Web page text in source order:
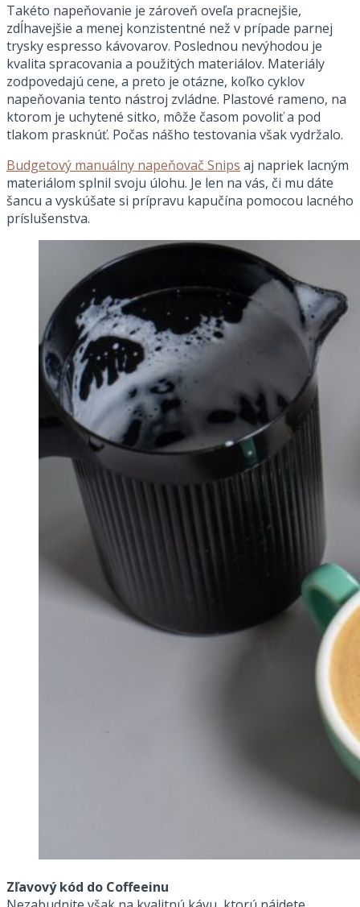
Takéto napeňovanie je zároveň oveľa pracnejšie,
zdĺhavejšie a menej konzistentné než v prípade parnej
trysky espresso kávovarov. Poslednou nevýhodou je
kvalita spracovania a použitých materiálov. Materiály
zodpovedajú cene, a preto je otázne, koľko cyklov
napeňovania tento nástroj zvládne. Plastové rameno, na
ktorom je uchytené sitko, môže časom povoliť a pod
tlakom prasknúť. Počas nášho testovania však vydržalo.
Budgetový manuálny napeňovač Snips aj napriek lacným
materiálom splnil svoju úlohu. Je len na vás, či mu dáte
šancu a vyskúšate si prípravu kapučína pomocou lacného
príslušenstva.
Zľavový kód do Coffeeinu